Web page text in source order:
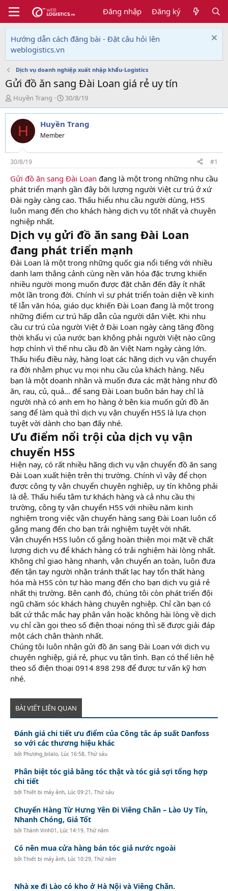
Đăng nhập Đăng ký
Hướng dẫn cách đăng bài - Đặt câu hỏi lên
weblogistics.vn
Dịch vụ doanh nghiệp xuất nhập khẩu-Logistics
Gửi đồ ăn sang Đài Loan giá rẻ uy tín
T
h
r
e
d
s
t
a
r
t
e
r
Huyền Trang
N
g
à
y
i
30/8/19
H Huyền Trang
Member
30/8/19 #1
Gửi đồ ăn sang Đài Loan đang là một trong những nhu cầu
phát triển mạnh gần đây bởi lượng người Việt cư trú ở xứ
Đài ngày càng cao. Thấu hiểu nhu cầu người dùng, H5S
luôn mang đến cho khách hàng dịch vụ tốt nhất và chuyên
nghiệp nhất.
Dịch vụ gửi đồ ăn sang Đài Loan
đang phát triển mạnh
Đài Loan là một trong những quốc gia nổi tiếng với nhiều
danh lam thắng cảnh cùng nền văn hóa đặc trưng khiến
nhiều người mong muốn được đặt chân đến đây ít nhất
một lần trong đời. Chính vì sự phát triển toàn diện về kinh
tế lẫn văn hóa, giáo dục khiến Đài Loan đang là một trong
những điểm cư trú hấp dẫn của người dân Việt. Khi nhu
cầu cư trú của người Việt ở Đài Loan ngày càng tăng đồng
thời khẩu vị của nước bạn không phải người Việt nào cũng
hợp chính vì thế nhu cầu đồ ăn Việt Nam ngày càng lớn.
Thấu hiểu điều này, hàng loạt các hãng dịch vụ vận chuyển
ra đời nhằm phục vụ mọi nhu cầu của khách hàng. Nếu
bạn là một doanh nhân và muốn đưa các mặt hàng như đồ
ăn, rau, củ, quả… để sang Đài Loan buôn bán hay chỉ là
người nhà có anh em họ hàng ở bên kia muốn gửi đồ ăn
sang để làm quà thì dịch vụ vận chuyển H5S là lựa chọn
tuyệt vời dành cho bạn đấy nhé.
Ưu điểm nổi trội của dịch vụ vận
chuyển H5S
Hiện nay, có rất nhiều hãng dịch vụ vận chuyển đồ ăn sang
Đài Loan xuất hiện trên thị trường. Chính vì vậy để chọn
được công ty vận chuyển chuyên nghiệp, uy tín không phải
là dễ. Thấu hiểu tâm tư khách hàng và cả nhu cầu thị
trường, công ty vận chuyển H5S với nhiều năm kinh
nghiệm trong việc vận chuyển hàng sang Đài Loan luôn cố
gắng mang đến cho bạn trải nghiệm tuyệt vời nhất.
Vận chuyển H5S luôn cố gắng hoàn thiện mọi mặt về chất
lượng dịch vụ để khách hàng có trải nghiệm hài lòng nhất.
Không chỉ giao hàng nhanh, vận chuyển an toàn, luôn đưa
đến tận tay người nhận tránh thất lạc hay tổn thất hàng
hóa mà H5S còn tự hào mang đến cho bạn dịch vụ giá rẻ
nhất thị trường. Bên cạnh đó, chúng tôi còn phát triển đội
ngũ chăm sóc khách hàng chuyên nghiệp. Chỉ cần bạn có
bất cứ thắc mắc hay phân vân hoặc không hài lòng về dịch
vụ chỉ cần gọi theo số điện thoại nóng thì sẽ được giải đáp
một cách chân thành nhất.
Chúng tôi luôn nhận gửi đồ ăn sang Đài Loan với dịch vụ
chuyên nghiệp, giá rẻ, phục vụ tận tình. Bạn có thể liên hệ
theo số điện thoại 0914 898 298 để được tư vấn kỹ hơn
nhé.
BÀI VIẾT LIÊN QUAN
Đánh giá chi tiết ưu điểm của Công tắc áp suất Danfoss
so với các thương hiệu khác
bởi Phương_bilalo, Lúc 16:58, Thứ sáu
Phân biệt tóc giả bằng tóc thật và tóc giả sợi tổng hợp
chi tiết
bởiThiết bị máy ảnh, Lúc 09:21, Thứ sáu
Chuyển Hàng Từ Hưng Yên Đi Viêng Chăn – Lào Uy Tín,
Nhanh Chóng, Giá Tốt
bởiThành Vinh01 , Lúc 14:19, Thứ năm
Có nên mua cửa hàng bán tóc giả nước ngoài
bởiThiết bị máy ảnh, Lúc 10:29, Thứ năm
Nhà xe đi Lào có kho ở Hà Nội và Viêng Chăn.